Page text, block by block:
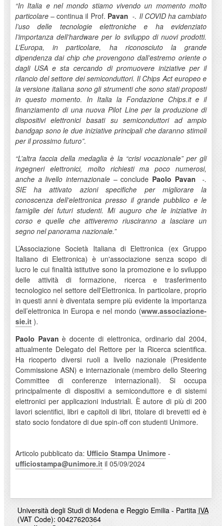
“In Italia e nel mondo stiamo vivendo un momento molto
particolare –continua il Prof. Pavan -. Il COVID ha cambiato
l’uso delle tecnologie elettroniche e ha evidenziato
l’importanza dell’hardware per lo sviluppo di nuovi prodotti.
L’Europa, in particolare, ha riconosciuto la grande
dipendenza dai chip che provengono dall’estremo oriente o
dagli USA e sta cercando di promuovere iniziative per il
rilancio del settore dei semiconduttori. Il Chips Act europeo e
la versione italiana sono gli strumenti che sono stati proposti
in questo momento. In Italia la Fondazione Chips.it e il
finanziamento di una nuova Pilot Line per la produzione di
dispositivi elettronici basati su semiconduttori ad ampio
bandgap sono le due iniziative principali che daranno stimoli
per il prossimo futuro”.
“L’altra faccia della medaglia è la “crisi vocazionale” per gli
ingegneri elettronici, molto richiesti ma poco numerosi,
anche a livello internazionale –conclude Paolo Pavan
-.
SIE ha attivato azioni specifiche per migliorare la
conoscenza dell’elettronica presso il grande pubblico e le
famiglie dei futuri studenti. Mi auguro che le iniziative in
corso e quelle che attiveremo riusciranno a lasciare un
segno nel panorama nazionale.”
L’Associazione Società Italiana di Elettronica (ex Gruppo
Italiano di Elettronica) è un'associazione senza scopo di
lucro le cui finalità istitutive sono la promozione e lo sviluppo
delle attività di formazione, ricerca e trasferimento
tecnologico nel settore dell'Elettronica. In particolare, proprio
in questi anni è diventata sempre più evidente la importanza
dell’elettronica in Europa e nel mondo (www.associazione-
sie.it).
Paolo Pavan è docente di elettronica, ordinario dal 2004,
attualmente Delegato del Rettore per la Ricerca scientifica.
Ha ricoperto diversi ruoli a livello nazionale (Presidente
Commissione ASN) e internazionale (membro dello Steering
Committee di conferenze internazionali). Si occupa
principalmente di dispositivi a semiconduttore e di sistemi
elettronici per applicazioni industriali. È autore di più di 200
lavori scientifici, libri e capitoli di libri, titolare di brevetti ed è
stato socio fondatore di due spin-off con studenti Unimore.
Articolo pubblicato da: Ufficio Stampa Unimore-
ufficiostampa@unimore.itil 05/09/2024
Università degli Studi di Modena e Reggio Emilia - Partita IVA
(VAT Code): 00427620364